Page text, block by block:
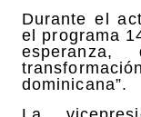
Durante el
el programa
dominicana”.